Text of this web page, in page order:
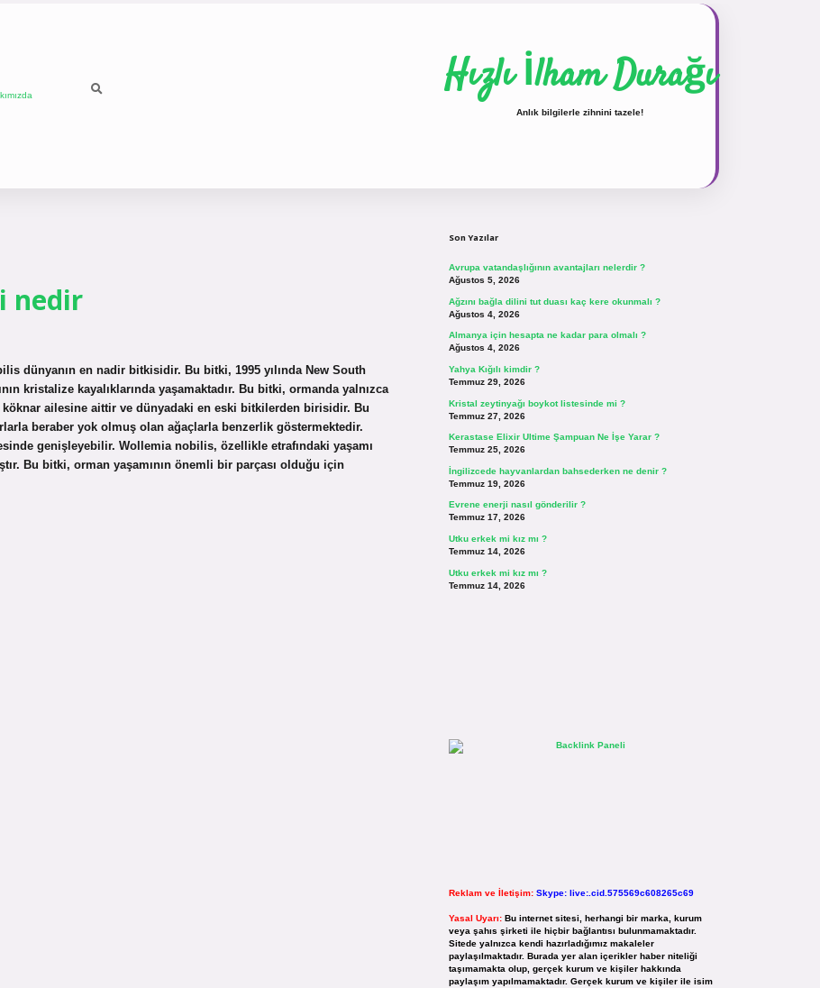
Hızlı İlham Durağı
Anlık bilgilerle zihnini tazele!
nedir
dünyanın en nadir bitkisidir. Bu bitki, 1995 yılında New South
kristalize kayalıklarında yaşamaktadır. Bu bitki, ormanda yalnızca
köknar ailesine aittir ve dünyadaki en eski bitkilerden birisidir. Bu
beraber yok olmuş olan ağaçlarla benzerlik göstermektedir.
genişleyebilir. Wollemia nobilis, özellikle etrafındaki yaşamı
Bu bitki, orman yaşamının önemli bir parçası olduğu için
Son Yazılar
Avrupa vatandaşlığının avantajları nelerdir ?
Ağustos 5, 2026
Ağzını bağla dilini tut duası kaç kere okunmalı ?
Ağustos 4, 2026
Almanya için hesapta ne kadar para olmalı ?
Ağustos 4, 2026
Yahya Kığılı kimdir ?
Temmuz 29, 2026
Kristal zeytinyağı boykot listesinde mi ?
Temmuz 27, 2026
Kerastase Elixir Ultime Şampuan Ne İşe Yarar ?
Temmuz 25, 2026
İngilizcede hayvanlardan bahsederken ne denir ?
Temmuz 19, 2026
Evrene enerji nasıl gönderilir ?
Temmuz 17, 2026
Utku erkek mi kız mı ?
Temmuz 14, 2026
Utku erkek mi kız mı ?
Temmuz 14, 2026
Reklam ve İletişim: Skype: live:.cid.575569c608265c69
Yasal Uyarı: Bu internet sitesi, herhangi bir marka, kurum
veya şahıs şirketi ile hiçbir bağlantısı bulunmamaktadır.
Sitede yalnızca kendi hazırladığımız makaleler
paylaşılmaktadır. Burada yer alan içerikler haber niteliği
taşımamakta olup, gerçek kurum ve kişiler hakkında
paylaşım yapılmamaktadır. Gerçek kurum ve kişiler ile isim